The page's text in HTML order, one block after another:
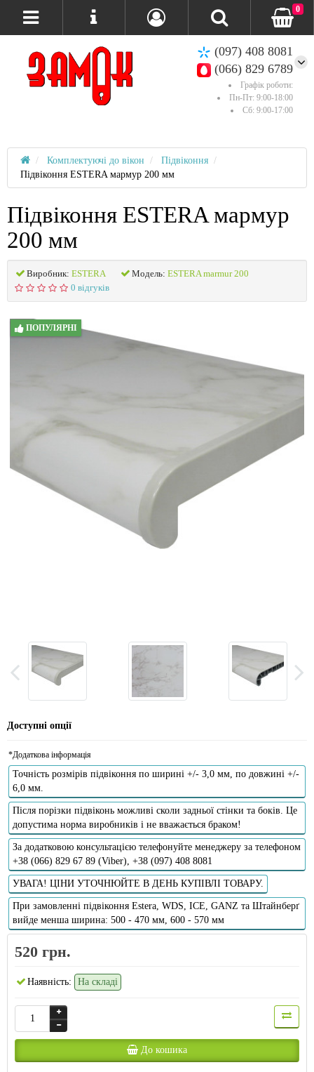
(097) 408 8081
(066) 829 6789
Графік роботи:
Пн-Пт: 9:00-18:00
Сб: 9:00-17:00
0
Комплектуючі до вікон
Підвіконня
Підвіконня ESTERA мармур 200 мм
Підвіконня ESTERA мармур
200 мм
Виробник: ESTERA Модель: ESTERA marmur 200
0 відгуків
ПОПУЛЯРНІ
Доступні опції
*Додаткова інформація
Точність розмірів підвіконня по ширині +/- 3,0 мм, по довжині +/-
6,0 мм.
Після порізки підвіконь можливі сколи задньої стінки та боків. Це
допустима норма виробників і не вважається браком!
За додатковою консультацією телефонуйте менеджеру за телефоном
+38 (066) 829 67 89 (Viber), +38 (097) 408 8081
УВАГА! ЦІНИ УТОЧНЮЙТЕ В ДЕНЬ КУПІВЛІ ТОВАРУ.
При замовленні підвіконня Estera, WDS, ICE, GANZ та Штайнберґ
вийде менша ширина: 500 - 470 мм, 600 - 570 мм
520 грн.
Наявність: На складі
До кошика